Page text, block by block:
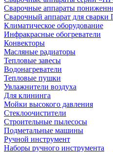
Сварочные аппараты
Сварочный аппарат для
Климатическое оборудование
Инфракрасные обогреватели
Конвекторы
Масляные радиаторы
Тепловые завесы
Водонагреватели
Тепловые пушки
Увлажнители воздуха
Для клининга
Мойки высокого давления
Стеклоочистители
Строительные пылесосы
Подметальные машины
Ручной инструмент
Наборы ручного инструмента